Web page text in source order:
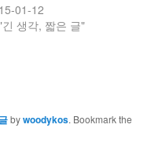
01-12
긴 생각, 짧은 글"
bywoodykos. Bookmark the